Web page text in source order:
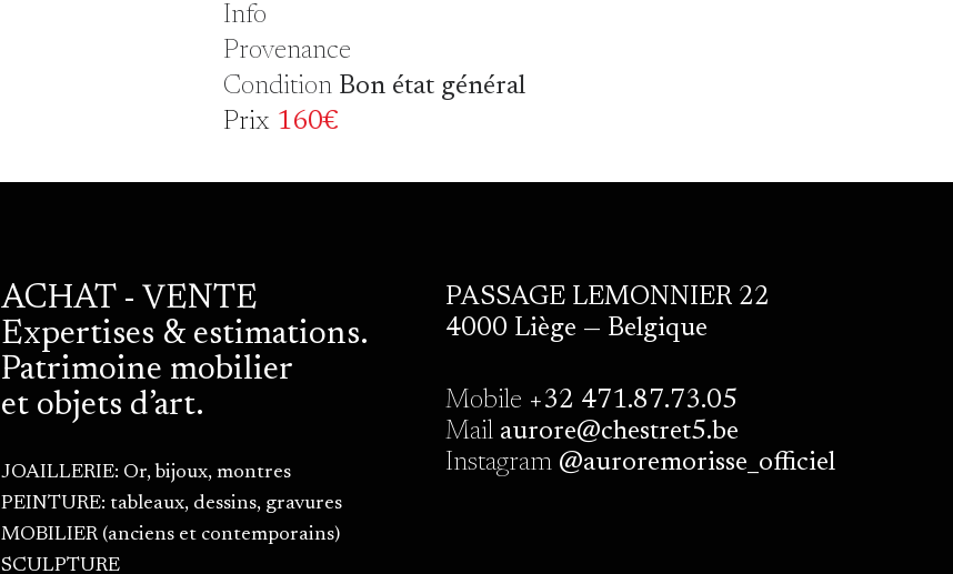
Info
Provenance
Condition Bon état général
Prix 160€
ACHAT - VENTE
Expertises & estimations.
Patrimoine mobilier
et objets d’art.
JOAILLERIE: Or, bijoux, montres
PEINTURE: tableaux, dessins, gravures
MOBILIER (anciens et contemporains)
SCULPTURE
PASSAGE LEMONNIER 22
4000 Liège — Belgique
Mobile +32 471.87.73.05
Mailaurore@chestret5.be
Instagram@auroremorisse_officiel